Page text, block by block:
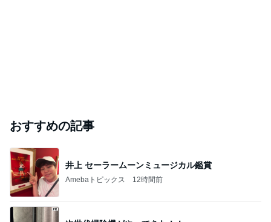
おすすめの記事
井上 セーラームーンミュージカル鑑賞
Amebaトピックス 12時間前